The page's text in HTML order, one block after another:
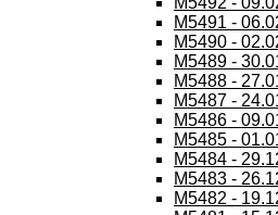
M5491 -
M5490 -
M5489 -
M5488 -
M5487 -
M5486 -
M5485 -
M5484 -
M5483 -
M5482 -